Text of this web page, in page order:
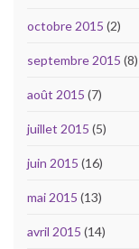
octobre 2015 (2)
septembre 2015 (8)
août 2015 (7)
juillet 2015 (5)
juin 2015 (16)
mai 2015 (13)
avril 2015 (14)